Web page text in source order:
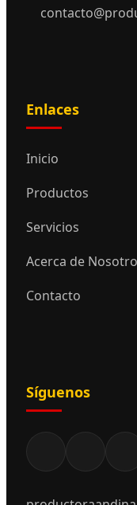
Enlaces
Inicio
Productos
Servicios
Acerca de
Contacto
Síguenos